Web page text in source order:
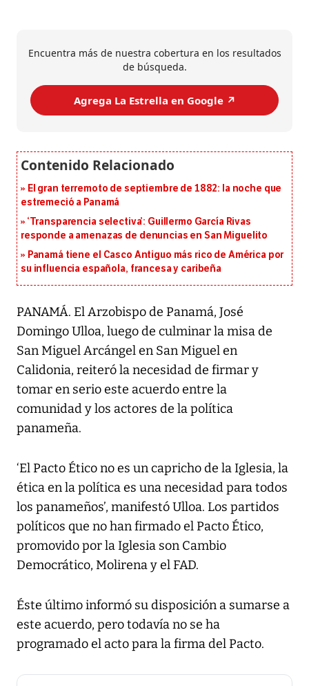
Encuentra más de nuestra cobertura en los resultados
de búsqueda.
Agrega La Estrella en Google ↗️
El gran terremoto de septiembre de 1882: la noche que
estremeció a Panamá
‘Transparencia selectiva’: Guillermo García Rivas
responde a amenazas de denuncias en San Miguelito
Panamá tiene el Casco Antiguo más rico de América por
su influencia española, francesa y caribeña
PANAMÁ. El Arzobispo de Panamá, José
Domingo Ulloa, luego de culminar la misa de
San Miguel Arcángel en San Miguel en
Calidonia, reiteró la necesidad de firmar y
tomar en serio este acuerdo entre la
comunidad y los actores de la política
panameña.
‘El Pacto Ético no es un capricho de la Iglesia, la
ética en la política es una necesidad para todos
los panameños’, manifestó Ulloa. Los partidos
políticos que no han firmado el Pacto Ético,
promovido por la Iglesia son Cambio
Democrático, Molirena y el FAD.
Éste último informó su disposición a sumarse a
este acuerdo, pero todavía no se ha
programado el acto para la firma del Pacto.